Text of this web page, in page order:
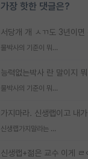
가장 핫한 댓글은?
물박사의 기준이 뭐임?
물박사의 기준이 뭐임?
신생랩가지말라는 이유가 있었구나